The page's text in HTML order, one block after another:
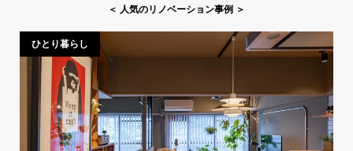
＜ 人気のリノベーション事例 ＞
ひとり暮らし